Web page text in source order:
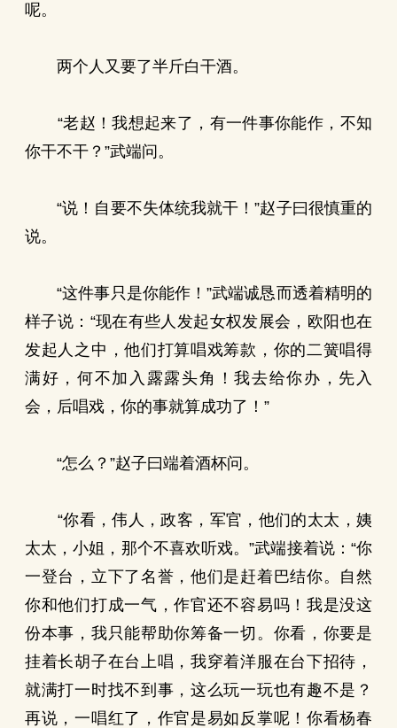
呢。
两个人又要了半斤白干酒。
“老赵！我想起来了，有一件事你能作，不知
你干不干？”武端问。
“说！自要不失体统我就干！”赵子曰很慎重的
说。
“这件事只是你能作！”武端诚恳而透着精明的
样子说：“现在有些人发起女权发展会，欧阳也在
发起人之中，他们打算唱戏筹款，你的二簧唱得
满好，何不加入露露头角！我去给你办，先入
会，后唱戏，你的事就算成功了！”
“怎么？”赵子曰端着酒杯问。
“你看，伟人，政客，军官，他们的太太，姨
太太，小姐，那个不喜欢听戏。”武端接着说：“你
一登台，立下了名誉，他们是赶着巴结你。自然
你和他们打成一气，作官还不容易吗！我是没这
份本事，我只能帮助你筹备一切。你看，你要是
挂着长胡子在台上唱，我穿着洋服在台下招待，
就满打一时找不到事，这么玩一玩也有趣不是？
再说，一唱红了，作官是易如反掌呢！你看杨春